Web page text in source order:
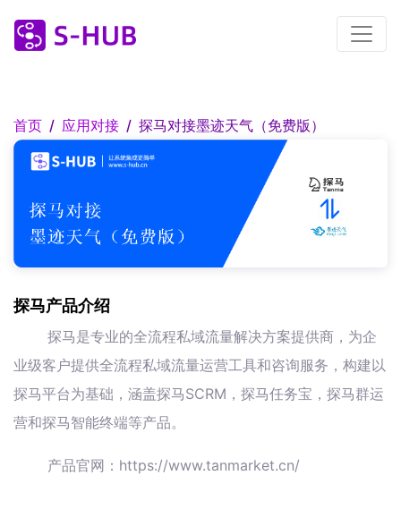
首页 应用对接 探马对接墨迹天气（免费版）
探马产品介绍
探马是专业的全流程私域流量解决方案提供商，为企
业级客户提供全流程私域流量运营工具和咨询服务，构建以
探马平台为基础，涵盖探马SCRM，探马任务宝，探马群运
营和探马智能终端等产品。
产品官网：https://www.tanmarket.cn/